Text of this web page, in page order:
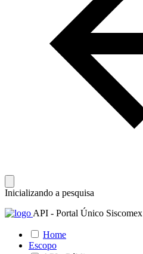
Inicializando a pesquisa
API - Portal Único Siscomex
Home
Escopo